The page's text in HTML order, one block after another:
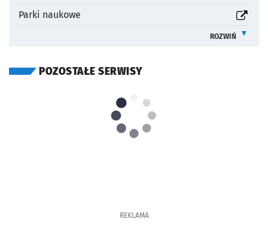
Parki naukowe
ROZWIŃ
POZOSTAŁE SERWISY
REKLAMA